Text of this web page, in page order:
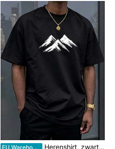
EU Warehouse Herenshirt, zwarte basis met witte handgetekende bergtopprint, ronde hals, korte mouwen, minimalistische outdoor streetstyle casual basic top voor dagelijks reizen, wandelen, zomer